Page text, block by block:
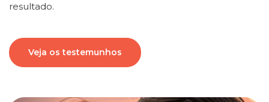
resultado.
Veja os testemunhos